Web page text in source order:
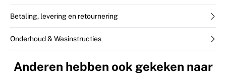
Betaling, levering en retournering
Onderhoud & Wasinstructies
Anderen hebben ook gekeken naar